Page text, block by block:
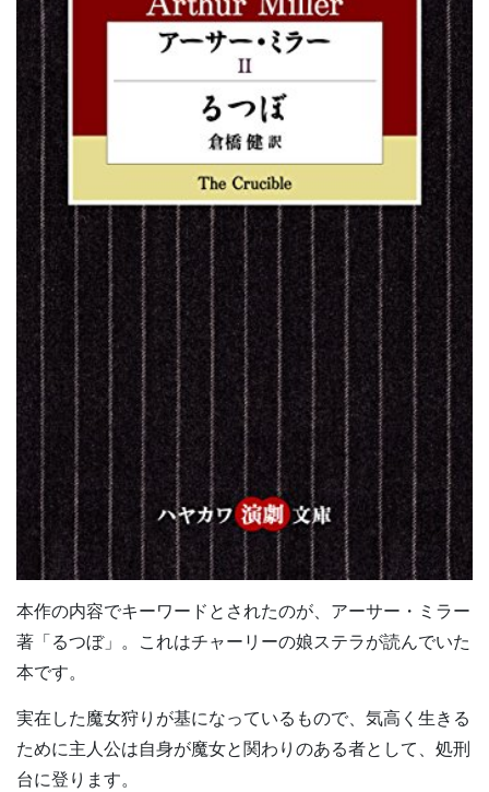
本作の内容でキーワードとされたのが、アーサー・ミラー
著「るつぼ」。これはチャーリーの娘ステラが読んでいた
本です。
実在した魔女狩りが基になっているもので、気高く生きる
ために主人公は自身が魔女と関わりのある者として、処刑
台に登ります。